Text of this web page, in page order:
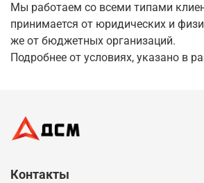
Мы работаем со всеми типами
принимается от юридических и
же от бюджетных организаций.
Подробнее от условиях, указано в
Контакты